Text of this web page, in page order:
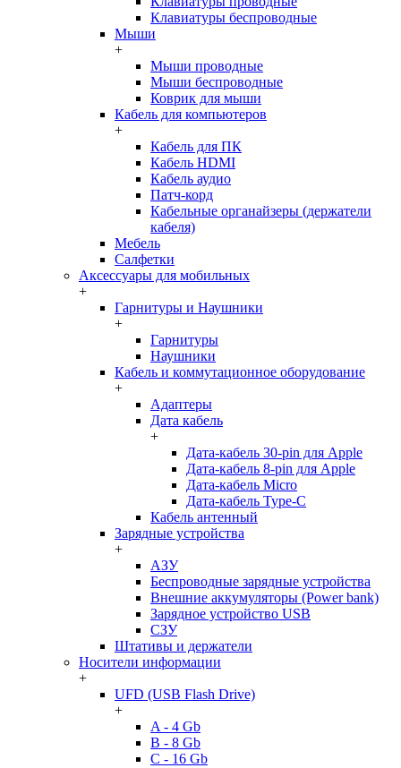
Клавиатуры беспроводные
Мыши
+
Мыши проводные
Мыши беспроводные
Коврик для мыши
Кабель для компьютеров
+
Кабель для ПК
Кабель HDMI
Кабель аудио
Патч-корд
Кабельные органайзеры (держатели
кабеля)
Мебель
Салфетки
Аксессуары для мобильных
+
Гарнитуры и Наушники
+
Гарнитуры
Наушники
Кабель и коммутационное оборудование
+
Адаптеры
Дата кабель
+
Дата-кабель 30-pin для Apple
Дата-кабель 8-pin для Apple
Дата-кабель Micro
Дата-кабель Type-C
Кабель антенный
Зарядные устройства
+
АЗУ
Беспроводные зарядные устройства
Внешние аккумуляторы (Power bank)
Зарядное устройство USB
СЗУ
Штативы и держатели
Носители информации
+
UFD (USB Flash Drive)
+
A - 4 Gb
B - 8 Gb
C - 16 Gb